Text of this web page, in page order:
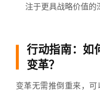
注于更具战略价值的
行动指南：如
变革？
变革无需推倒重来，